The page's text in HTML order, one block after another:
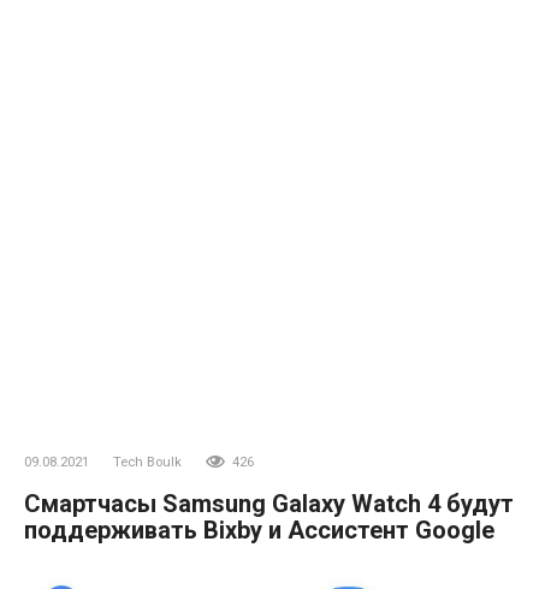
09.08.2021 Tech Boulk 426
Смартчасы Samsung Galaxy Watch 4 будут
поддерживать Bixby и Ассистент Google